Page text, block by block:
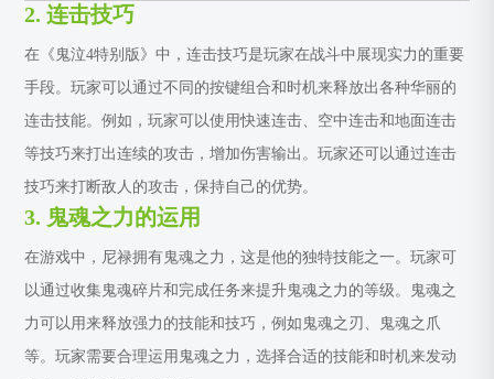
2. 连击技巧
在《鬼泣4特别版》中，连击技巧是玩家在战斗中展现实力的重要
手段。玩家可以通过不同的按键组合和时机来释放出各种华丽的
连击技能。例如，玩家可以使用快速连击、空中连击和地面连击
等技巧来打出连续的攻击，增加伤害输出。玩家还可以通过连击
技巧来打断敌人的攻击，保持自己的优势。
3. 鬼魂之力的运用
在游戏中，尼禄拥有鬼魂之力，这是他的独特技能之一。玩家可
以通过收集鬼魂碎片和完成任务来提升鬼魂之力的等级。鬼魂之
力可以用来释放强力的技能和技巧，例如鬼魂之刃、鬼魂之爪
等。玩家需要合理运用鬼魂之力，选择合适的技能和时机来发动